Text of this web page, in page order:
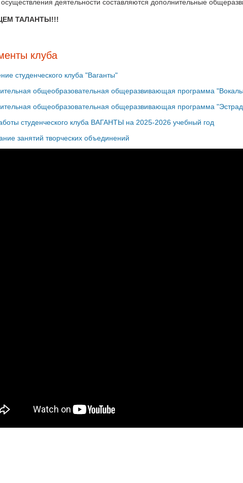
деятельности составляются дополнительные
ТАЛАНТЫ!!!
клуба
студенческого клуба "Ваганты"
общеобразовательная общеразвивающая программа
общеобразовательная общеразвивающая программа
студенческого клуба ВАГАНТЫ на 2025-2026 учебный год
занятий творческих объединений